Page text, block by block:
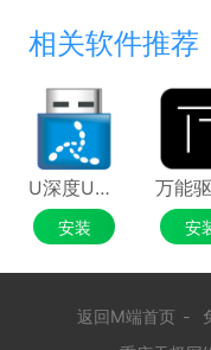
相关软件推荐
U深度U盘启动盘制作工具
安装 安
返回M端首页 -